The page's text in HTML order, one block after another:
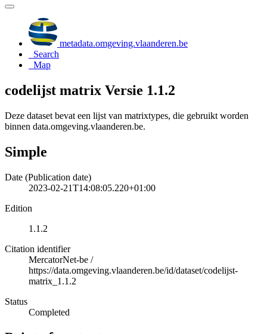
metadata.omgeving.vlaanderen.be
Search
Map
codelijst matrix Versie 1.1.2
Deze dataset bevat een lijst van matrixtypes, die gebruikt worden
binnen data.omgeving.vlaanderen.be.
Simple
Date (Publication date)
2023-02-21T14:08:05.220+01:00
Edition
1.1.2
Citation identifier
MercatorNet-be /
https://data.omgeving.vlaanderen.be/id/dataset/codelijst-
matrix_1.1.2
Status
Completed